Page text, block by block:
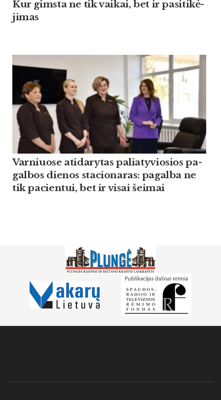
Kur gims­ta ne tik vai­kai, bet ir pa­si­ti­kė­
ji­mas
Var­niuo­se ati­da­ry­tas pa­lia­ty­vio­sios pa­
gal­bos die­nos sta­cio­na­ras: pa­gal­ba ne
tik pa­cien­tui, bet ir vi­sai šei­mai